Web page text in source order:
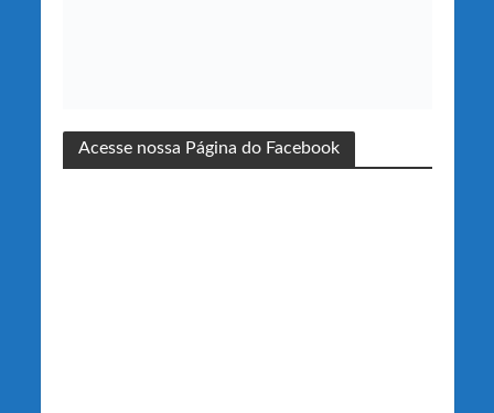
Acesse nossa Página do Facebook